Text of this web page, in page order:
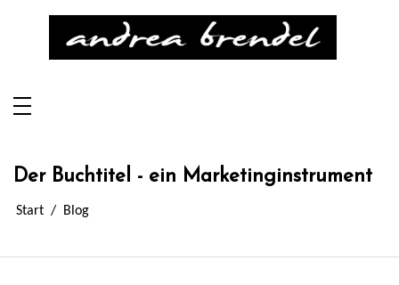
Andrea Brendel
Der Buchtitel - ein Marketinginstrument
Start Blog